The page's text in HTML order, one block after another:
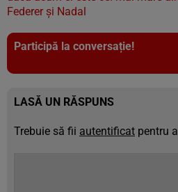
Federer și Nadal
Participă la conversație!
LASĂ UN RĂSPUNS
Trebuie să fii autentificat pentru